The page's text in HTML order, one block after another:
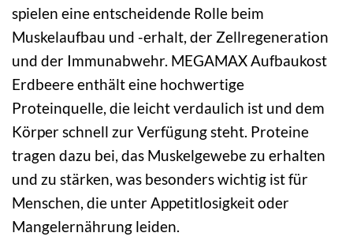
spielen eine entscheidende Rolle beim
Muskelaufbau und -erhalt, der Zellregeneration
und der Immunabwehr. MEGAMAX Aufbaukost
Erdbeere enthält eine hochwertige
Proteinquelle, die leicht verdaulich ist und dem
Körper schnell zur Verfügung steht. Proteine
tragen dazu bei, das Muskelgewebe zu erhalten
und zu stärken, was besonders wichtig ist für
Menschen, die unter Appetitlosigkeit oder
Mangelernährung leiden.